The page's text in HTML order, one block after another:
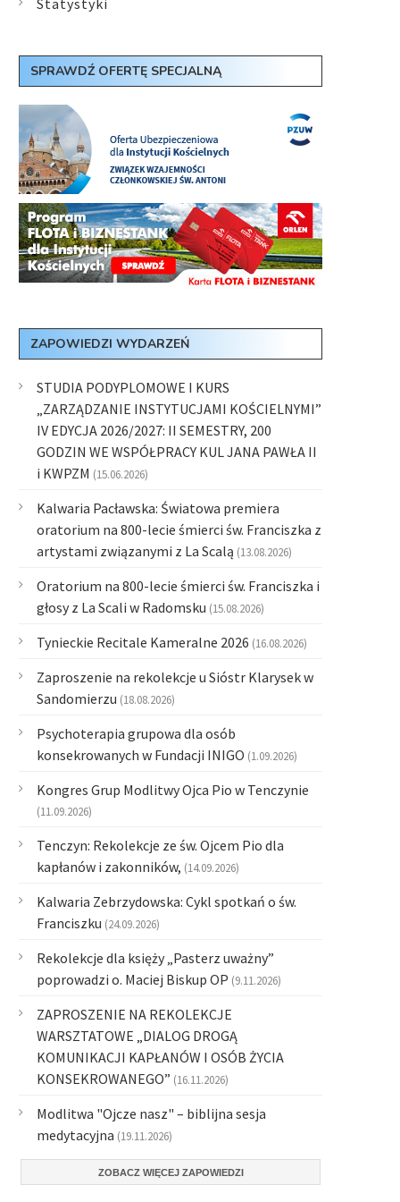
Statystyki
SPRAWDŹ OFERTĘ SPECJALNĄ
ZAPOWIEDZI WYDARZEŃ
STUDIA PODYPLOMOWE I KURS
„ZARZĄDZANIE INSTYTUCJAMI KOŚCIELNYMI”
IV EDYCJA 2026/2027: II SEMESTRY, 200
GODZIN WE WSPÓŁPRACY KUL JANA PAWŁA II
i KWPZM (15.06.2026)
Kalwaria Pacławska: Światowa premiera
oratorium na 800-lecie śmierci św. Franciszka z
artystami związanymi z La Scalą (13.08.2026)
Oratorium na 800-lecie śmierci św. Franciszka i
głosy z La Scali w Radomsku (15.08.2026)
Tynieckie Recitale Kameralne 2026 (16.08.2026)
Zaproszenie na rekolekcje u Sióstr Klarysek w
Sandomierzu (18.08.2026)
Psychoterapia grupowa dla osób
konsekrowanych w Fundacji INIGO (1.09.2026)
Kongres Grup Modlitwy Ojca Pio w Tenczynie
(11.09.2026)
Tenczyn: Rekolekcje ze św. Ojcem Pio dla
kapłanów i zakonników, (14.09.2026)
Kalwaria Zebrzydowska: Cykl spotkań o św.
Franciszku (24.09.2026)
Rekolekcje dla księży „Pasterz uważny”
poprowadzi o. Maciej Biskup OP (9.11.2026)
ZAPROSZENIE NA REKOLEKCJE
WARSZTATOWE „DIALOG DROGĄ
KOMUNIKACJI KAPŁANÓW I OSÓB ŻYCIA
KONSEKROWANEGO” (16.11.2026)
Modlitwa "Ojcze nasz" – biblijna sesja
medytacyjna (19.11.2026)
ZOBACZ WIĘCEJ ZAPOWIEDZI